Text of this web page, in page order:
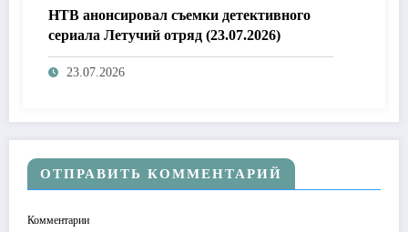
НТВ анонсировал съемки детективного
сериала Летучий отряд (23.07.2026)
23.07.2026
ОТПРАВИТЬ КОММЕНТАРИЙ
Комментарии